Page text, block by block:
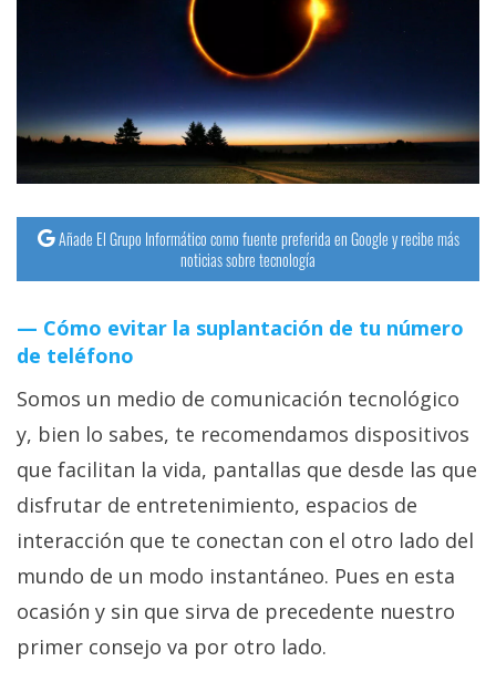
Añade El Grupo Informático como fuente preferida en Google y recibe más
noticias sobre tecnología
Cómo evitar la suplantación de tu número
de teléfono
Somos un medio de comunicación tecnológico
y, bien lo sabes, te recomendamos dispositivos
que facilitan la vida, pantallas que desde las que
disfrutar de entretenimiento, espacios de
interacción que te conectan con el otro lado del
mundo de un modo instantáneo. Pues en esta
ocasión y sin que sirva de precedente nuestro
primer consejo va por otro lado.